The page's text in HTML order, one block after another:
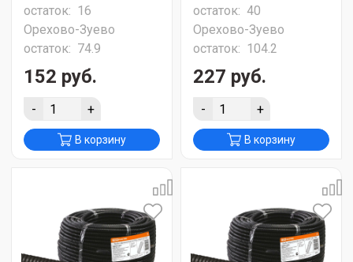
остаток: 16
Орехово-Зуево
остаток: 74.9
152 руб.
- +
В корзину
остаток: 40
Орехово-Зуево
остаток: 104.2
227 руб.
- +
В корзину